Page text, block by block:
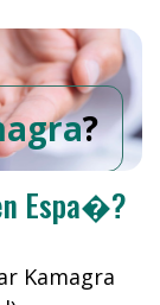
?
Espa�?
Kamagra